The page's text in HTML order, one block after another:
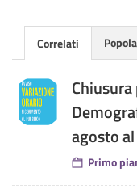
Correlati
agosto
Primo